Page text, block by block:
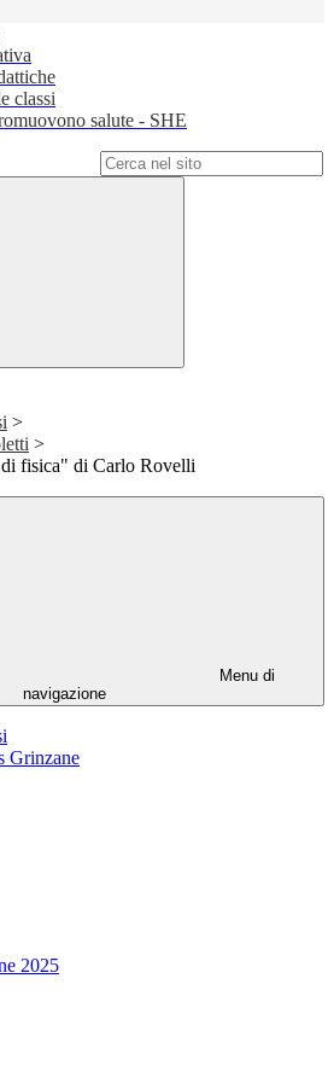
classi
salute - SHE
>
>
fisica" di Carlo Rovelli
Menu di
navigazione
Grinzane
2025